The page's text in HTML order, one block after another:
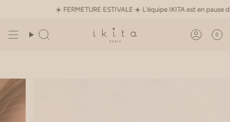
☀️ FERMETURE ESTIVALE ☀️ L’équipe IKITA est en pause
Recherche Compte
0